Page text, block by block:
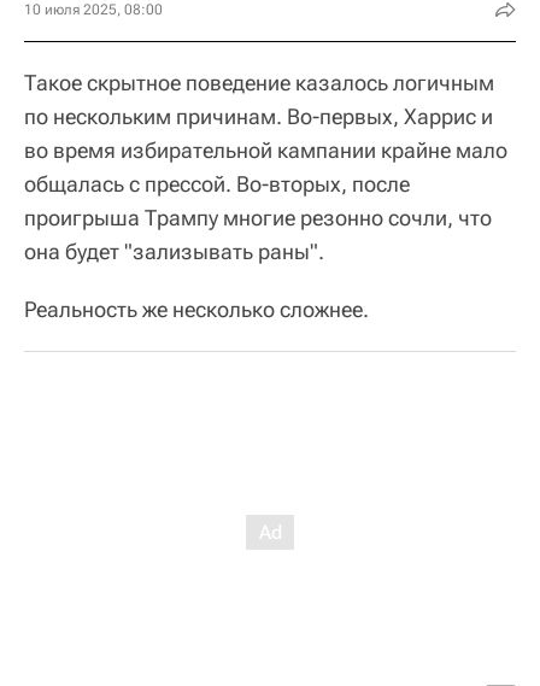
10 июля 2025, 08:00
Такое скрытное поведение казалось логичным
по нескольким причинам. Во-первых, Харрис и
во время избирательной кампании крайне мало
общалась с прессой. Во-вторых, после
проигрыша Трампу многие резонно сочли, что
она будет "зализывать раны".
Реальность же несколько сложнее.